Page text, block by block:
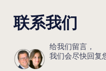
联系我们
给我们留言，
我们会尽快回复